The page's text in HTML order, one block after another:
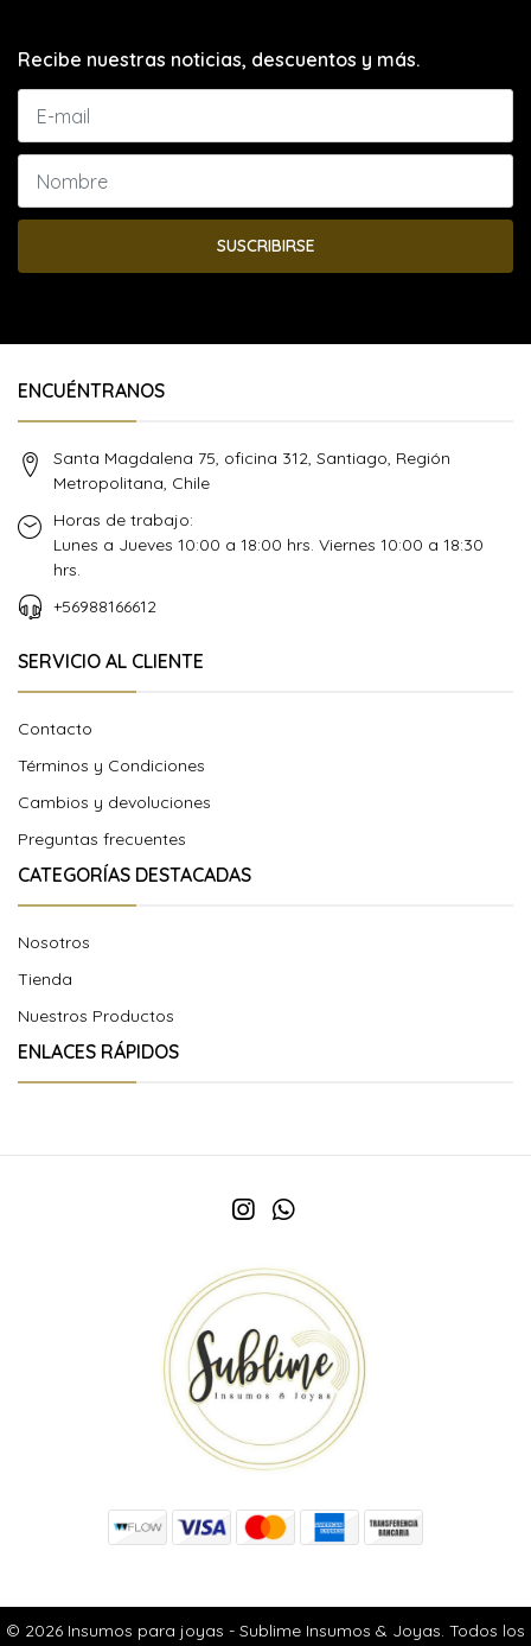
Recibe nuestras noticias, descuentos y más.
SUSCRIBIRSE
ENCUÉNTRANOS
Santa Magdalena 75, oficina 312, Santiago, Región
Metropolitana, Chile
Horas de trabajo:
Lunes a Jueves 10:00 a 18:00 hrs. Viernes 10:00 a 18:30
hrs.
+56988166612
SERVICIO AL CLIENTE
Contacto
Términos y Condiciones
Cambios y devoluciones
Preguntas frecuentes
CATEGORÍAS DESTACADAS
Nosotros
Tienda
Nuestros Productos
ENLACES RÁPIDOS
© 2026 Insumos para joyas - Sublime Insumos & Joyas. Todos los